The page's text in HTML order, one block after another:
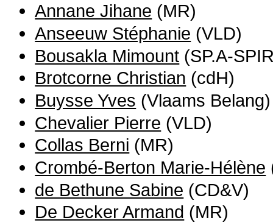
Annane Jihane (MR)
Anseeuw Stéphanie (VLD)
Bousakla Mimount (SP.A-
Brotcorne Christian (cdH)
Buysse Yves (Vlaams Belang)
Chevalier Pierre (VLD)
Collas Berni (MR)
Crombé-Berton Marie-Hélène
de Bethune Sabine (CD&V)
De Decker Armand (MR)